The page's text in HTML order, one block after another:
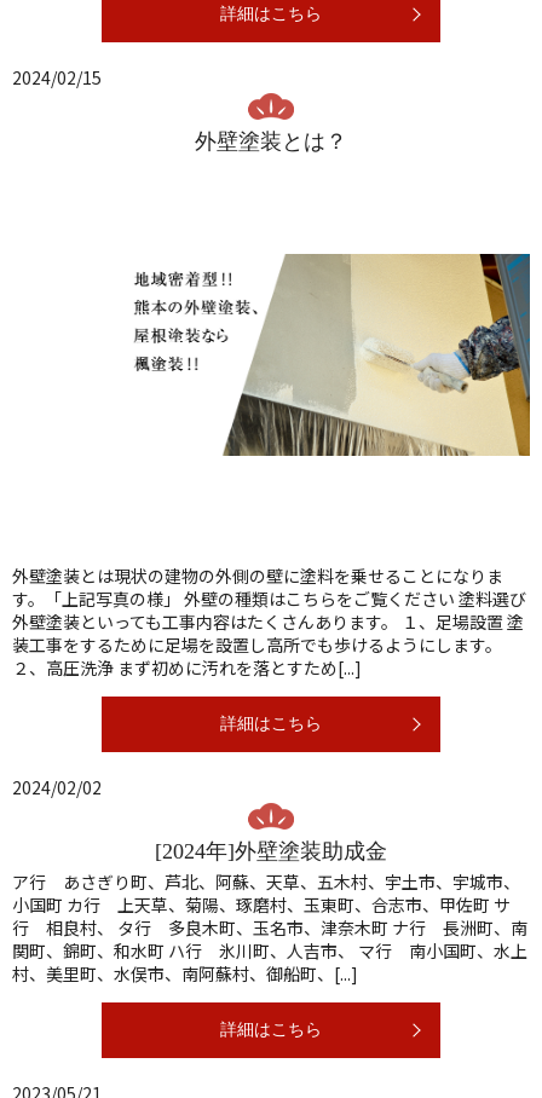
詳細はこちら
2024/02/15
外壁塗装とは？
外壁塗装とは現状の建物の外側の壁に塗料を乗せることになりま
す。「上記写真の様」 外壁の種類はこちらをご覧ください 塗料選び
外壁塗装といっても工事内容はたくさんあります。 １、足場設置 塗
装工事をするために足場を設置し高所でも歩けるようにします。
２、高圧洗浄 まず初めに汚れを落とすため[...]
詳細はこちら
2024/02/02
[2024年]外壁塗装助成金
ア行 あさぎり町、芦北、阿蘇、天草、五木村、宇土市、宇城市、
小国町 カ行 上天草、菊陽、琢磨村、玉東町、合志市、甲佐町 サ
行 相良村、 タ行 多良木町、玉名市、津奈木町 ナ行 長洲町、南
関町、錦町、和水町 ハ行 氷川町、人吉市、 マ行 南小国町、水上
村、美里町、水俣市、南阿蘇村、御船町、[...]
詳細はこちら
2023/05/21